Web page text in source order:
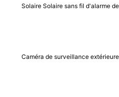
Solaire Solaire sans fil d'alarme
Caméra de surveillance